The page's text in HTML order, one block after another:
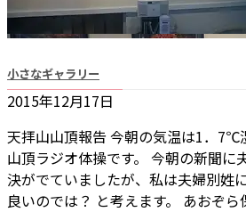
小さなギャラリー
2015年12月17日
天拝山山頂報告 今朝の気温は1．7℃
山頂ラジオ体操です。 今朝の新聞に
決がでていましたが、私は夫婦別姓
良いのでは？ と考えます。 あおぞ